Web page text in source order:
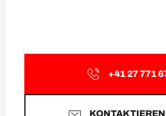
+41 27 771